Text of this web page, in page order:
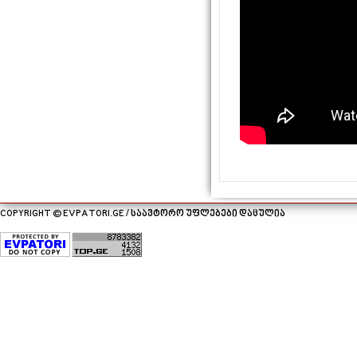
COPYRIGHT © EVPATORI.GE / საავტორო უფლებები დაცულია